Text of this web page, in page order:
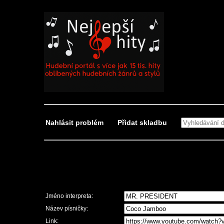
Nahlásit problém Přidat skladbu
Jméno interpreta:
Název písničky:
Link: